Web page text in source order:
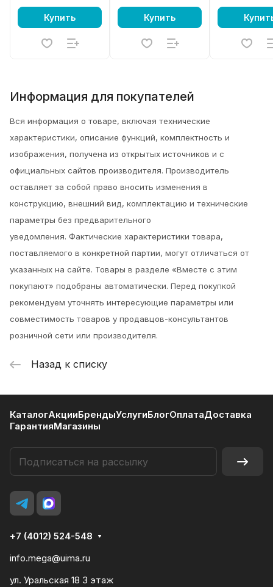
Купить Купить
Информация для покупателей
Вся информация о товаре, включая технические
характеристики, описание функций, комплектность и
изображения, получена из открытых источников и с
официальных сайтов производителя. Производитель
оставляет за собой право вносить изменения в
конструкцию, внешний вид, комплектацию и технические
параметры без предварительного
уведомления. Фактические характеристики товара,
поставляемого в конкретной партии, могут отличаться от
указанных на сайте. Товары в разделе «Вместе с этим
покупают» подобраны автоматически. Перед покупкой
рекомендуем уточнять интересующие параметры или
совместимость товаров у продавцов-консультантов
розничной сети или производителя.
Назад к списку
КаталогАкцииБрендыУслугиБлогОплатаДоставка
ГарантияМагазины
+7 (4012) 524-548
info.mega@uima.ru
ул. Уральская 18 3 этаж